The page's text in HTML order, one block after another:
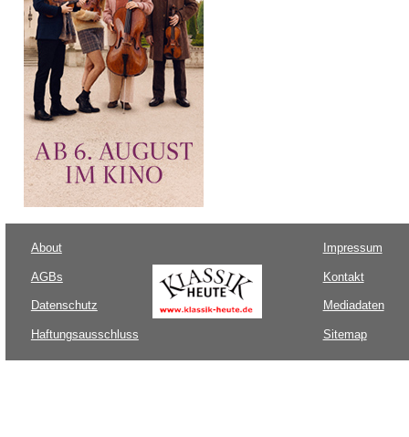
About
AGBs
Datenschutz
Haftungsausschluss
Impressum
Kontakt
Mediadaten
Sitemap